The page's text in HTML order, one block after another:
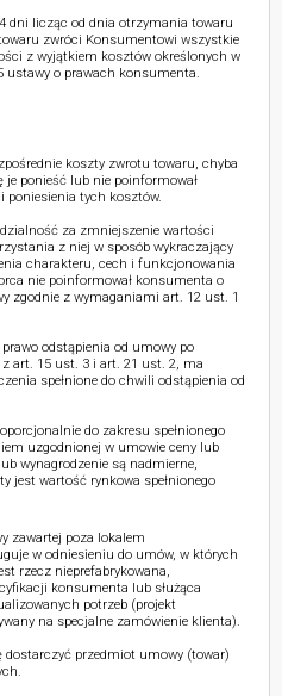
dni licząc od dnia otrzymania towaru
zwróci Konsumentowi wszystkie
z wyjątkiem kosztów określonych w
ustawy o prawach konsumenta.
koszty zwrotu towaru, chyba
je ponieść lub nie poinformował
poniesienia tych kosztów.
za zmniejszenie wartości
z niej w sposób wykraczający
charakteru, cech i funkcjonowania
nie poinformował konsumenta o
zgodnie z wymaganiami art. 12 ust. 1
odstąpienia od umowy po
z art. 15 ust. 3 i art. 21 ust. 2, ma
spełnione do chwili odstąpienia od
do zakresu spełnionego
uzgodnionej w umowie ceny lub
wynagrodzenie są nadmierne,
jest wartość rynkowa spełnionego
zawartej poza lokalem
w odniesieniu do umów, w których
rzecz nieprefabrykowana,
konsumenta lub służąca
potrzeb (projekt
na specjalne zamówienie klienta).
dostarczyć przedmiot umowy (towar)